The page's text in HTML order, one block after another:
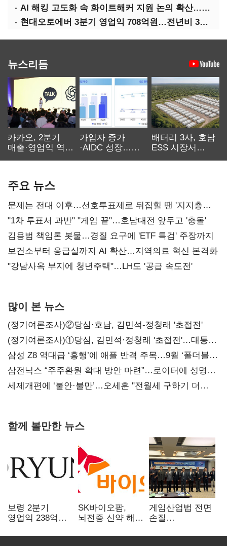
AI 해킹 고도화 속 화이트해커 지원 논의 확산…'버그바운티' 재조명
현대오토에버 3분기 영업익 708억원…전년비 34.8%↑
뉴스리듬
카카오, 2분기
매출·영업익 역대
가입자 증가
·AIDC 성장…
배터리 3사, 호남
ESS 시장서
주요 뉴스
문제는 전대 이후…선호투표제로 뒤집힐 땐 '지지층
불복'
"1차 투표서 과반" "게임 끝"…호남대전 앞두고 '충돌'
김용범 책임론 봇물…경질 요구에 'ETF 특검' 주장까지
보건소부터 응급실까지 AI 확산…지역의료 혁신 본격화
"강남사옥 부지에 청년주택"…LH도 '공급 속도전'
많이 본 뉴스
(정기여론조사)②당심·호남, 김민석-정청래 '초접전'
(정기여론조사)①당심, 김민석·정청래 '초접전'…대통령
지지도 '50% 아래로'(종합)
삼성 Z8 역대급 ‘흥행’에 애플 반격 주목…9월 ‘폴더블
대전’
삼전닉스 “주주환원 확대 방안 마련”…로이터에 성명
보내
세제개편에 ‘불안·불만’…오세훈 "전월세 구하기 더
함께 볼만한 뉴스
보령 2분기
영업익 238억…
SK바이오팜,
뇌전증 신약 해외
차세대 신약 개발
게임산업법 전면
손질
규제 걷고